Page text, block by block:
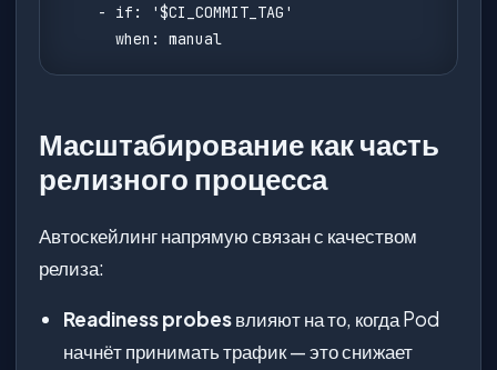
    - if: '$CI_COMMIT_TAG'
      when: manual
Масштабирование как часть
релизного процесса
Автоскейлинг напрямую связан с качеством
релиза:
Readiness probesвлияют на то, когда Pod
начнёт принимать трафик — это снижает